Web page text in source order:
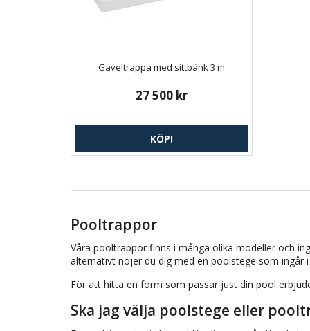
Gaveltrappa med sittbänk 3 m
27 500 kr
KÖP!
Pooltrappor
Våra pooltrappor finns i många olika modeller och
alternativt nöjer du dig med en poolstege som ingår
För att hitta en form som passar just din pool
Ska jag välja poolstege eller